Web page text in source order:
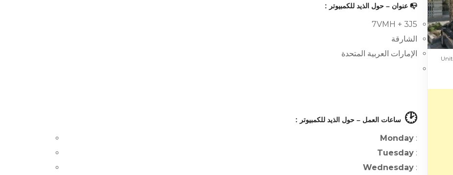
📭 عنوان – حول الذيد للكمبيوتر :
7VMH + 3J5
الشارقة
الإمارات العربية المتحدة
🕑 ساعات العمل – حول الذيد للكمبيوتر :
Monday :
Tuesday :
Wednesday :